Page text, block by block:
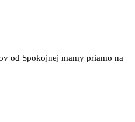
od Spokojnej mamy priamo na